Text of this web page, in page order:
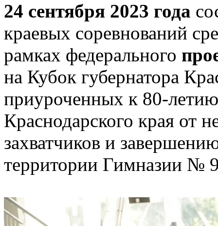
24 сентября 2023 года
краевых соревнований
рамках федерального
на Кубок губернатора
приуроченных к 80-
Краснодарского края от
захватчиков и
территории Гимназии №